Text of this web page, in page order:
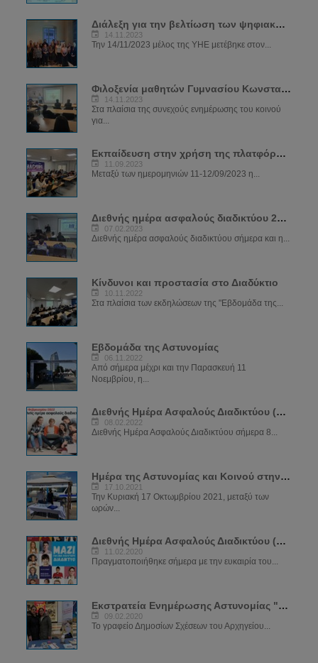
Διάλεξη για την βελτίωση των ψηφιακών δεξιοτήτων των μελών του ΣΠΑΒΟ
14.11.2023
Την 14/11/2023 μέλος της ΥΗΕ μετέβηκε στον...
Φιλοξενία μαθητών Γυμνασίου Κωνσταντινουπόλεως
14.11.2023
Στα πλαίσια της συνεχούς ενημέρωσης του κοινού
για...
Εκπαίδευση στην χρήση της πλατφόρμας SIRIUS
11.09.2023
Μεταξύ των ημερομηνιών 11-12/09/2023 η...
Διεθνής ημέρα ασφαλούς διαδικτύου 2023
07.02.2023
Διεθνής ημέρα ασφαλούς διαδικτύου σήμερα και η...
Κίνδυνοι και προστασία στο Διαδύκτιο
10.11.2022
Στα πλαίσια των εκδηλώσεων της "Εβδομάδα της...
Εβδομάδα της Αστυνομίας
06.11.2022
Από σήμερα μέχρι και την Παρασκευή 11
Νοεμβρίου, η...
Διεθνής Ημέρα Ασφαλούς Διαδικτύου (SID) 2022
08.02.2022
Διεθνής Ημέρα Ασφαλούς Διαδικτύου σήμερα 8...
Ημέρα της Αστυνομίας και Κοινού στην Αγία Νάπα
17.10.2021
Την Κυριακή 17 Οκτωμβρίου 2021, μεταξύ των
ωρών...
Διεθνής Ημέρα Ασφαλούς Διαδικτύου (SID) 2020
11.02.2020
Πραγματοποιήθηκε σήμερα με την ευκαιρία του...
Εκστρατεία Ενημέρωσης Αστυνομίας "ΝΑ ΜΕ ΠΡΟΣΕΧΕΙΣ"
09.02.2020
Το γραφείο Δημοσίων Σχέσεων του Αρχηγείου...